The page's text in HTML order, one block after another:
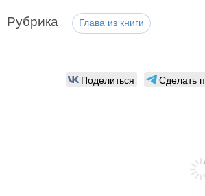
Рубрика Глава из книги
Поделиться Сделать